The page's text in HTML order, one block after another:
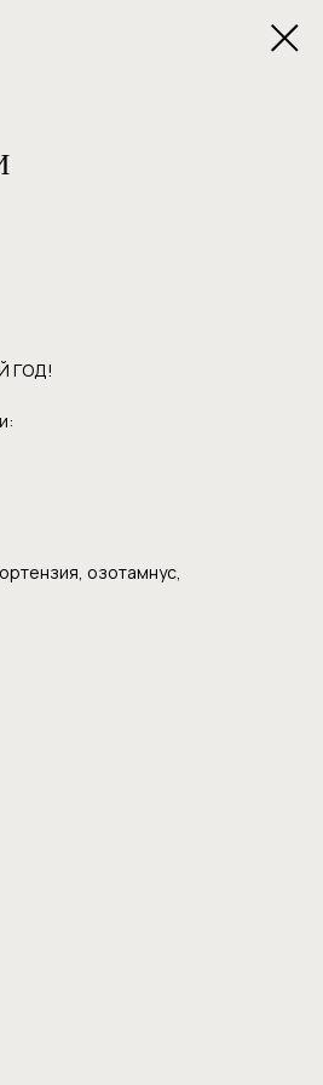
ГОД!
озотамнус,